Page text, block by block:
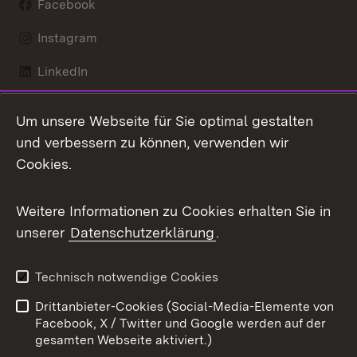
Facebook
Instagram
LinkedIn
X / Twitter
Youtube
Kontakt
Datenschutz
Barrierefreiheit
Impressum
Cookies
Um unsere Webseite für Sie optimal gestalten
und verbessern zu können, verwenden wir
Cookies.
Weitere Informationen zu Cookies erhalten Sie in
unserer Datenschutzerklärung.
Technisch notwendige Cookies
Drittanbieter-Cookies (Social-Media-Elemente von
Facebook, X / Twitter und Google werden auf der
gesamten Webseite aktiviert.)